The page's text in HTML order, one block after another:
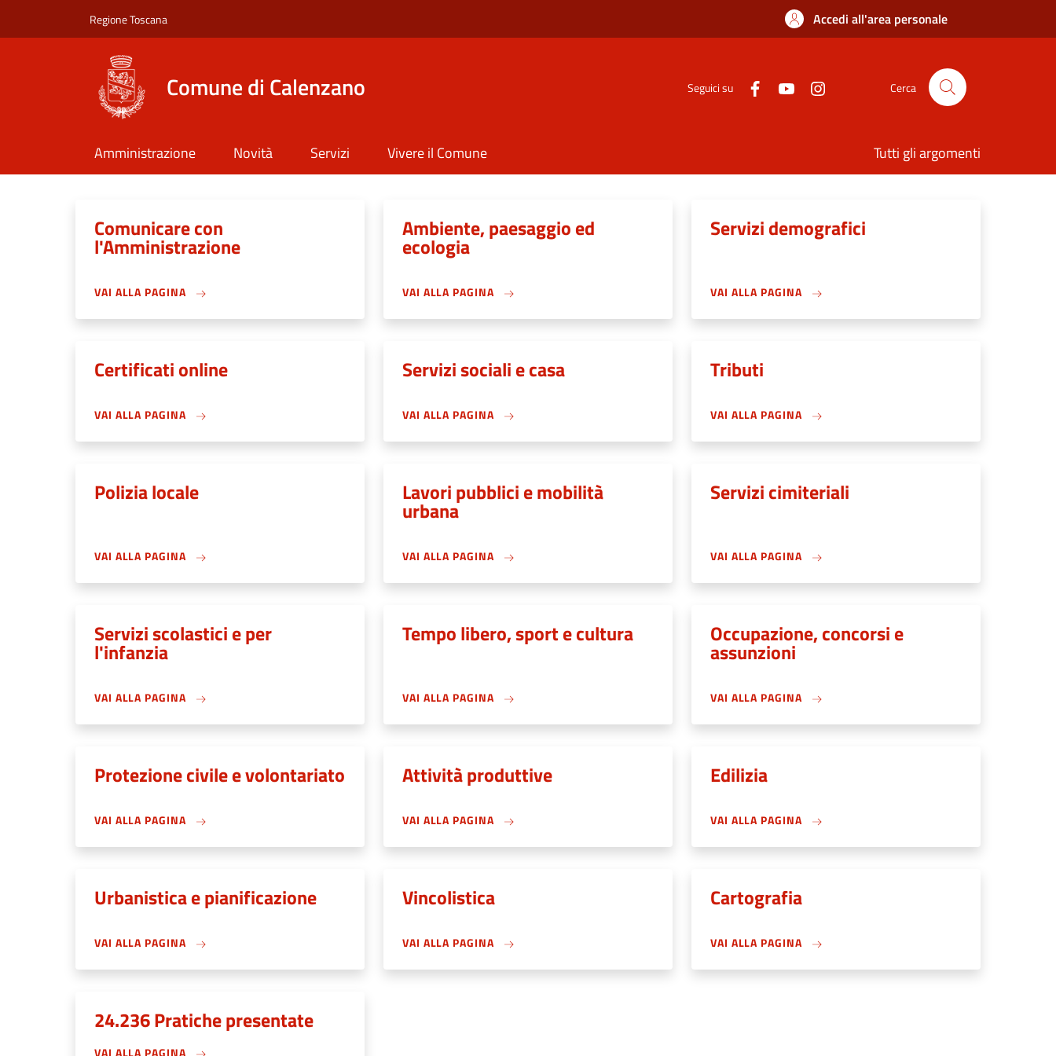
Regione Toscana Accedi all'area personale
Comune di Calenzano Seguici su Cerca
Amministrazione Novità Servizi Vivere il Comune Tutti gli argomenti
Comunicare con
l'Amministrazione
VAI ALLA PAGINA
Ambiente, paesaggio ed
ecologia
VAI ALLA PAGINA
Servizi demografici
VAI ALLA PAGINA
Certificati online
VAI ALLA PAGINA
Servizi sociali e casa
VAI ALLA PAGINA
Tributi
VAI ALLA PAGINA
Polizia locale
VAI ALLA PAGINA
Lavori pubblici e mobilità
urbana
VAI ALLA PAGINA
Servizi cimiteriali
VAI ALLA PAGINA
Servizi scolastici e per
l'infanzia
VAI ALLA PAGINA
Tempo libero, sport e cultura
VAI ALLA PAGINA
Occupazione, concorsi e
assunzioni
VAI ALLA PAGINA
Protezione civile e volontariato
VAI ALLA PAGINA
Attività produttive
VAI ALLA PAGINA
Edilizia
VAI ALLA PAGINA
Urbanistica e pianificazione
VAI ALLA PAGINA
Vincolistica
VAI ALLA PAGINA
Cartografia
VAI ALLA PAGINA
24.236 Pratiche presentate
VAI ALLA PAGINA